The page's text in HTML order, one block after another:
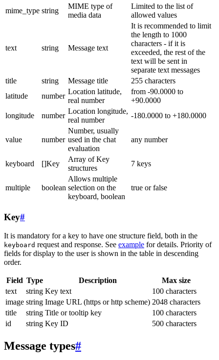
mime_type string
MIME type of
media data
Limited to the list of
allowed values
text string Message text
It is recommended to limit
the length to 1000
characters - if it is
exceeded, the rest of the
text will be sent in
separate text messages
title
string Message title
255 characters
latitude
number
Location latitude,
real number
from -90.0000 to
+90.0000
longitude
number
Location longitude,
real number
-180.0000 to +180.0000
value number
Number, usually
used in the chat
evaluation
any number
keyboard []Key
Array of Key
structures
7 keys
multiple boolean
Allows multiple
selection on the
keyboard, boolean
true or false
Key#
It is mandatory for a key to have one structure field, both in the
keyboard request and response. See example for details. Priority of
fields for display to the user is shown in the table in descending
order.
Field Type Description
Max size
text
string Key text
100 characters
image string Image URL (https or http scheme) 2048 characters
title
string Title or tooltip key
100 characters
id
string Key ID 500 characters
Message types#